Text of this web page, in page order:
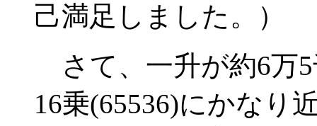
己満足しました。）
さて、一升が約6万
16乗(65536)にかなり